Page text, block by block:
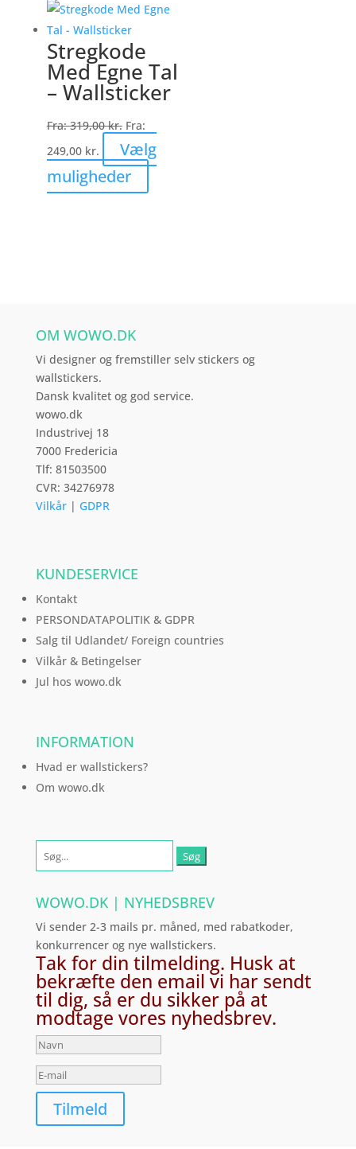
flere
kan
vælges
varesiden
Stregkode
Med Egne Tal
– Wallsticker
Fra:319,00kr. Fra:
249,00 kr.
Vælg
muligheder
vare
varesiden
OM WOWO.DK
Vi designer og fremstiller selv stickers og
wallstickers.
Dansk kvalitet og god service.
wowo.dk
Industrivej 18
7000 Fredericia
Tlf: 81503500
CVR: 34276978
Vilkår| GDPR
KUNDESERVICE
Kontakt
PERSONDATAPOLITIK & GDPR
Salg til Udlandet/ Foreign countries
Vilkår & Betingelser
Jul hos wowo.dk
INFORMATION
Hvad er wallstickers?
Om wowo.dk
efter:
WOWO.DK | NYHEDSBREV
Vi sender 2-3 mails pr. måned, med rabatkoder,
konkurrencer og nye wallstickers.
Tak for din tilmelding. Husk at
bekræfte den email vi har sendt
til dig, så er du sikker på at
modtage vores nyhedsbrev.
Tilmeld